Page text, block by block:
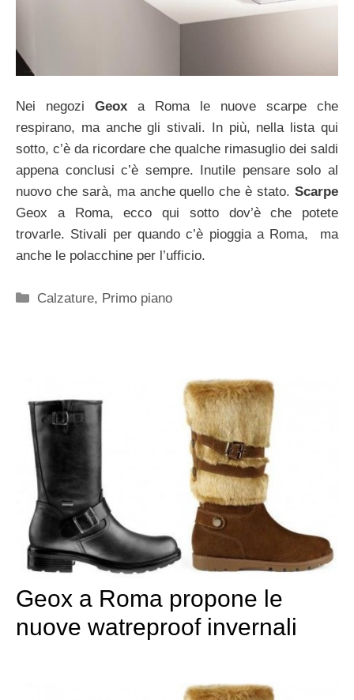
Nei negozi Geox a Roma le nuove scarpe che
respirano, ma anche gli stivali. In più, nella lista qui
sotto, c’è da ricordare che qualche rimasuglio dei saldi
appena conclusi c’è sempre. Inutile pensare solo al
nuovo che sarà, ma anche quello che è stato. Scarpe
Geox a Roma, ecco qui sotto dov’è che potete
trovarle. Stivali per quando c’è pioggia a Roma, ma
anche le polacchine per l’ufficio.
Categorie
Calzature, Primo piano
Geox a Roma propone le
nuove watreproof invernali